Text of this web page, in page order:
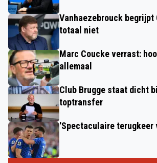
Vanhaezebrouck begrijpt
totaal niet
Marc Coucke verrast:
allemaal
Club Brugge staat dicht
toptransfer
'Spectaculaire terugkeer